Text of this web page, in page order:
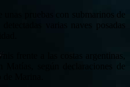
unas pruebas con submarinos de
varias naves posadas
frente a las costas argentinas,
según declaraciones de